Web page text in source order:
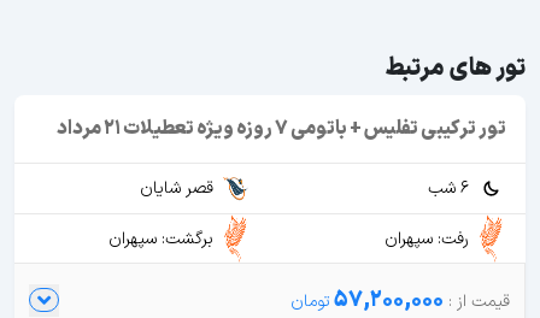
تور های مرتبط
تور ترکیبی تفلیس + باتومی 7 روزه ویژه تعطیلات 21 مرداد
6 شب
قصر شایان
رفت: سپهران
برگشت: سپهران
57,200,000